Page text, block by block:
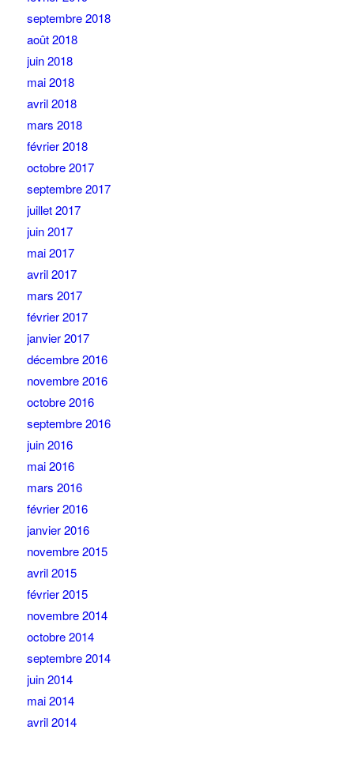
septembre 2018
août 2018
juin 2018
mai 2018
avril 2018
mars 2018
février 2018
octobre 2017
septembre 2017
juillet 2017
juin 2017
mai 2017
avril 2017
mars 2017
février 2017
janvier 2017
décembre 2016
novembre 2016
octobre 2016
septembre 2016
juin 2016
mai 2016
mars 2016
février 2016
janvier 2016
novembre 2015
avril 2015
février 2015
novembre 2014
octobre 2014
septembre 2014
juin 2014
mai 2014
avril 2014